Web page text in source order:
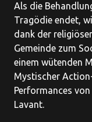
Als die
Tragödie endet,
dank der
Gemeinde zum
einem wütenden
Mystischer
Performances
Lavant.